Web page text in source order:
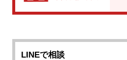
LINEで相談